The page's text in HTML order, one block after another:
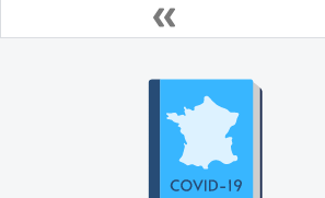
3 月 19 日（週四）
3 月 17 日（週二）
3 月 16 日（週一）
3 月 15 日（週日）